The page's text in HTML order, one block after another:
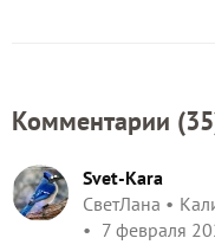
Комментарии (35
Svet-Kara
СветЛана
7 февраля